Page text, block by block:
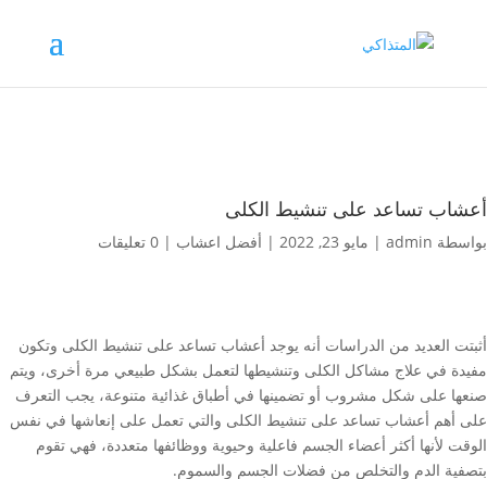
أعشاب تساعد على تنشيط الكلى
بواسطة admin
| مايو 23, 2022 | أفضل اعشاب | 0 تعليقات
أثبتت العديد من الدراسات أنه يوجد أعشاب تساعد على تنشيط الكلى وتكون
مفيدة في علاج مشاكل الكلى وتنشيطها لتعمل بشكل طبيعي مرة أخرى، ويتم
صنعها على شكل مشروب أو تضمينها في أطباق غذائية متنوعة، يجب التعرف
على أهم أعشاب تساعد على تنشيط الكلى والتي تعمل على إنعاشها في نفس
الوقت لأنها أكثر أعضاء الجسم فاعلية وحيوية ووظائفها متعددة، فهي تقوم
بتصفية الدم والتخلص من فضلات الجسم والسموم.